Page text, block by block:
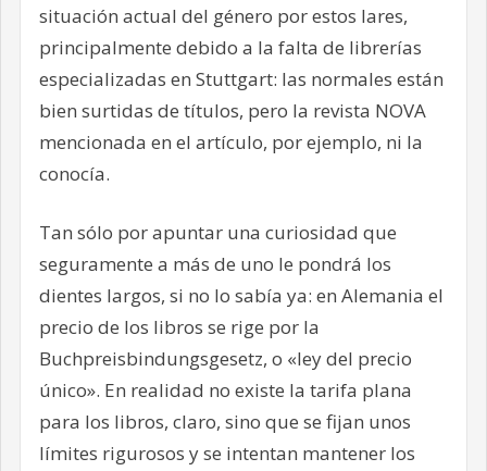
situación actual del género por estos lares,
principalmente debido a la falta de librerías
especializadas en Stuttgart: las normales están
bien surtidas de títulos, pero la revista NOVA
mencionada en el artículo, por ejemplo, ni la
conocía.
Tan sólo por apuntar una curiosidad que
seguramente a más de uno le pondrá los
dientes largos, si no lo sabía ya: en Alemania el
precio de los libros se rige por la
Buchpreisbindungsgesetz, o «ley del precio
único». En realidad no existe la tarifa plana
para los libros, claro, sino que se fijan unos
límites rigurosos y se intentan mantener los